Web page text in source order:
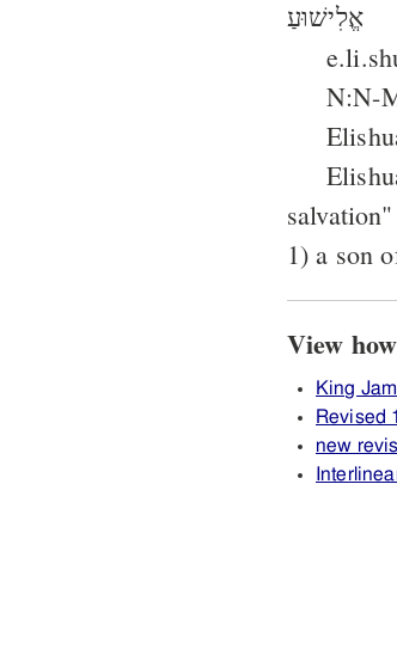
אֱלִישׁוּעַ
N:N-
salvation"
1) a son
King
Revised
new